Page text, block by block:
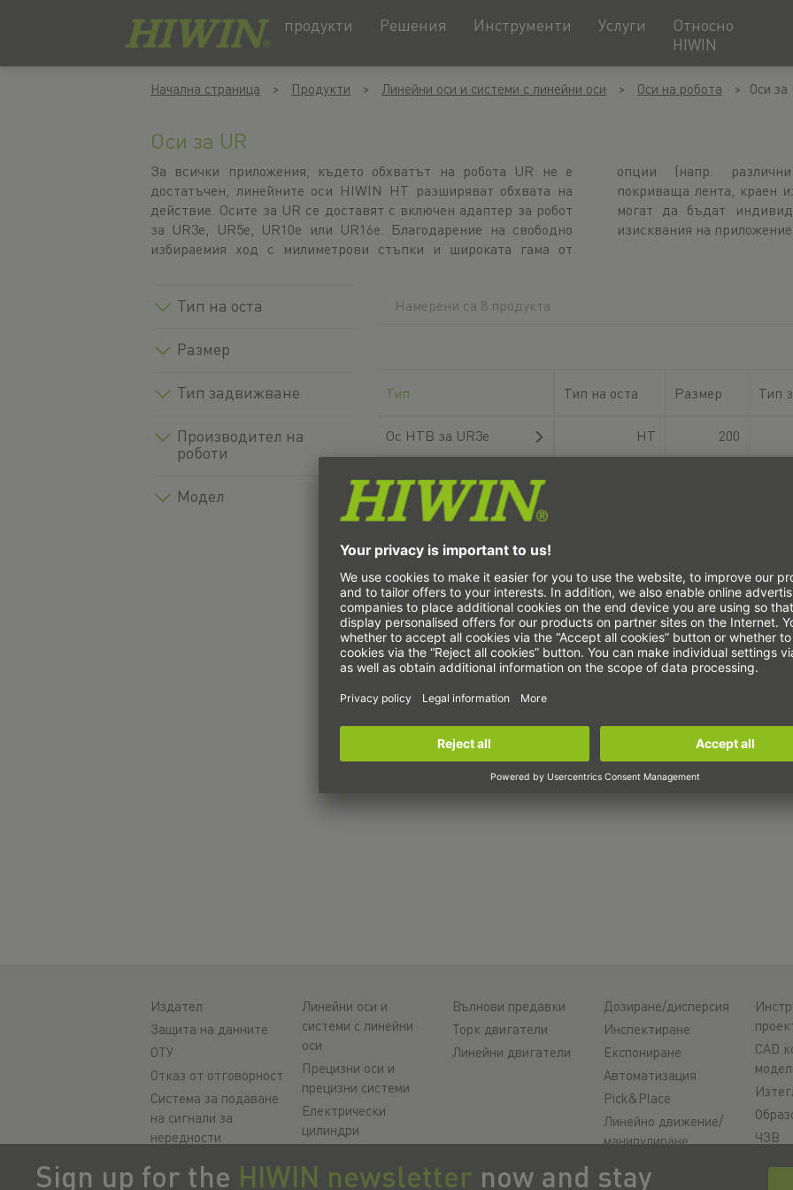
Относно
HIWIN
Услуги
Инструменти
Решения
продукти
Начална страница Продукти Линейни оси и системи с линейни оси Оси на робота Оси за
Оси за UR
За всички приложения, където обхватът на робота UR не е
достатъчен, линейните оси HIWIN HT разширяват обхвата на
действие. Осите за UR се доставят с включен адаптер за робот
за UR3e, UR5e, UR10e или UR16e. Благодарение на свободно
избираемия ход с милиметрови стъпки и широката гама от
опции (напр. различни типове задвижване, стоманена
покриваща лента, краен изключвател, енергийна верига), осите
могат да бъдат индивидуално адаптирани към съответните
изисквания на
Тип на оста
Размер
Тип задвижване
Производител на
роботи
Модел
Намерени са 8 продукта
Тип Тип на оста Размер Тип
Ос HTB за UR3e HT 200
Ос HTB за UR5e
Ос HTS за UR5e
Ос HTB за UR10e HT 250
Ос HTS за UR10e HT 250
Ос HTB за UR16e HT 250
Ос HTS за UR16e
Sign up for the HIWIN newsletter now and stay
Издател
Защита на данните
ОТУ
Отказ от отговорност
Система за подаване
на сигнали за
нередности
бисквитките
Линейни оси и
системи с линейни
оси
Прецизни оси и
прецизни системи
Електрически
цилиндри
Серводвигатели
Вълнови предавки
Торк двигатели
Линейни двигатели
Дозиране/дисперсия
Инспектиране
Експониране
Автоматизация
Pick&Place
Линейно движение/
манипулиране
Фрезоване/
обработка чрез
CAD
ЧЗВ